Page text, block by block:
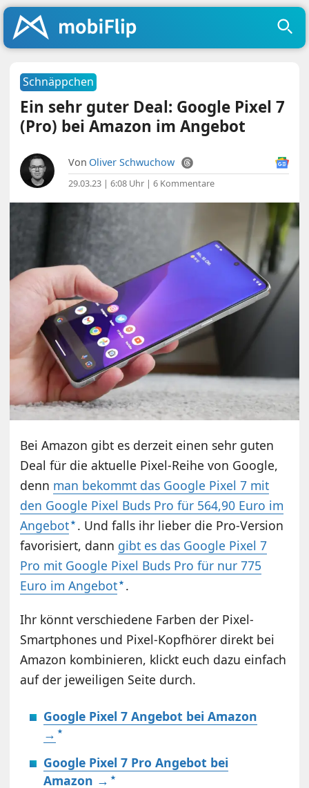
Schnäppchen
Ein sehr guter Deal: Google Pixel 7
(Pro) bei Amazon im Angebot
Von Oliver Schwuchow
29.03.23 | 6:08 Uhr |6 Kommentare
Bei Amazon gibt es derzeit einen sehr guten
Deal für die aktuelle Pixel-Reihe von Google,
denn man bekommt das Google Pixel 7 mit
den Google Pixel Buds Pro für 564,90 Euro im
Angebot . Und falls ihr lieber die Pro-Version
favorisiert, dann gibt es das Google Pixel 7
Pro mit Google Pixel Buds Pro für nur 775
Euro im Angebot .
Ihr könnt verschiedene Farben der Pixel-
Smartphones und Pixel-Kopfhörer direkt bei
Amazon kombinieren, klickt euch dazu einfach
auf der jeweiligen Seite durch.
Google Pixel 7 Angebot bei Amazon
→
Google Pixel 7 Pro Angebot bei
Amazon →